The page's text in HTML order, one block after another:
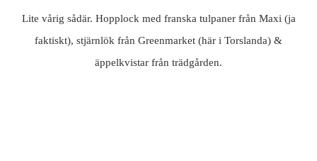
Lite vårig sådär. Hopplock med franska tulpaner från Maxi (ja
faktiskt), stjärnlök från Greenmarket (här i Torslanda) &
äppelkvistar från trädgården.